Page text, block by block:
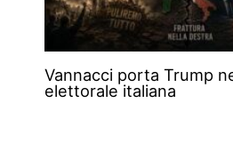
Vannacci porta Trump
elettorale italiana